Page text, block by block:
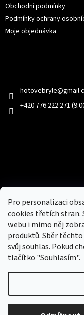
Pro personalizaci
cookies třetích stran.
webu i mimo něj
produktů. Sběr
svůj souhlas. Pokud
tlačítko "Souhlasím".
Obchodní podmínky
Podmínky ochrany
Moje objednávka
hotovebryle@
+420 776 222 271
Nový obchod s